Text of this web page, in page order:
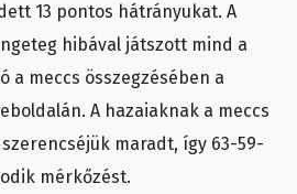
13 pontos hátrányukat. A
hibával játszott mind a
a meccs összegzésében a
A hazaiaknak a meccs
maradt, így 63-59-
mérkőzést.